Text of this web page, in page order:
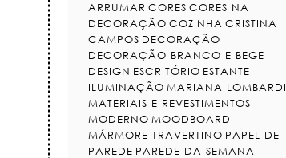
ARRUMAR CORES CORES NA
DECORAÇÃO COZINHA CRISTINA
CAMPOS DECORAÇÃO
DECORAÇÃO BRANCO E BEGE
DESIGN ESCRITÓRIO ESTANTE
ILUMINAÇÃO MARIANA LOMBARDI
MATERIAIS E REVESTIMENTOS
MODERNO MOODBOARD
MÁRMORE TRAVERTINO PAPEL DE
PAREDE PAREDE DA SEMANA